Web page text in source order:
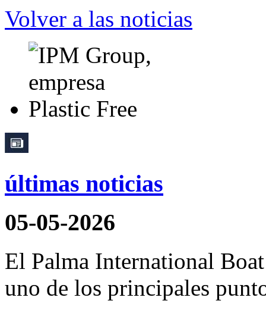
Volver a las noticias
últimas noticias
05-05-2026
El Palma International
uno de los principales